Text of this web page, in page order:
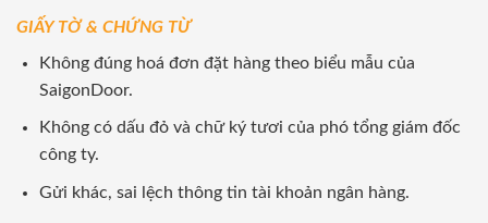
GIẤY TỜ & CHỨNG TỪ
Không đúng hoá đơn đặt hàng theo biểu mẫu của
SaigonDoor.
Không có dấu đỏ và chữ ký tươi của phó tổng giám đốc
công ty.
Gửi khác, sai lệch thông tin tài khoản ngân hàng.